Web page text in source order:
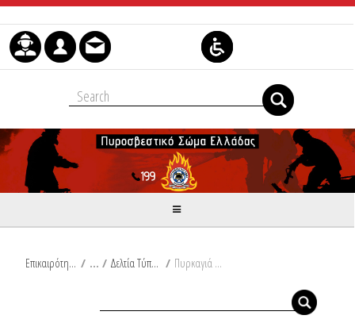
Skip to Content
Επικαιρότητα / Δελτία Τύπου / Πυρκαγιά σε διαμέρισμα στην Αθήνα